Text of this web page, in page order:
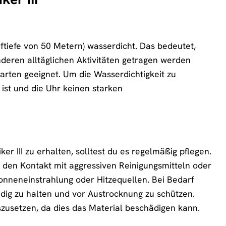
von 50 Metern) wasserdicht. Das bedeutet,
alltäglichen Aktivitäten getragen werden
geeignet. Um die Wasserdichtigkeit zu
und die Uhr keinen starken
III zu erhalten, solltest du es regelmäßig pflegen.
Kontakt mit aggressiven Reinigungsmitteln oder
oder Hitzequellen. Bei Bedarf
zu halten und vor Austrocknung zu schützen.
da dies das Material beschädigen kann.